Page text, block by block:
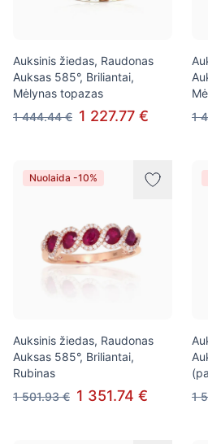
Auksinis žiedas, Raudonas
Auksas 585°, Briliantai,
Mėlynas topazas
1 444.44 € 1 227.77 €
1
Nuolaida -10%
Auksinis žiedas, Raudonas
Auksas 585°, Briliantai,
Rubinas
1 501.93 € 1 351.74 €
1